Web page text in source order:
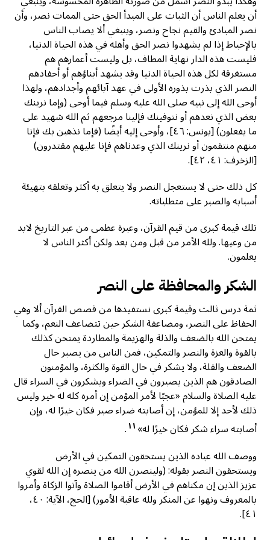
أن يعلم الناس أن الثبات على المبدأ الحق حتى الممات نصر، وأن
نصر المبادئ والقيم نجاح ونصر، وينبغي ألا يصاب الناس
بالإحباط إذا لم يشهدوا نصر الحق وأهله في هذه الحياة الدنيا،
فليست هذه الدار نهاية المطاف، بل وليست أعمارهم هم
مستغرقة لكل هذه الحياة الدنيا وقد يشهد أبناؤهم أو أحفادهم
النصر الذي بذرت بذوره الأولى في عهد آبائهم وأجدادهم، ولهذا
أوحى الله إلى نبيه صلى الله عليه وسلم فيما أوحى (وإما نرينك
بعض الذي نعدهم أو نتوفينك فإلينا مرجعهم ثم الله شهيد على
ما يفعلون) [يونس: ٤٦]، وأوحى إليه أيضًا (فإما نذهبن بك فإنا
منهم منتقمون أو نرينك الذي وعدناهم فإنا عليهم مقتدرون)
[الزخرف: ٤١، ٤٢].
كل ذلك حتى لا يستعجل النصر ولا يتعلق به أكثر وتعلقه بتهيئة
أسبابه والصبر على متطلباته.
تلك قيمة كبرى من قيم القرآن، وعبرة عظمى من عبر التاريخ لابد
من وعيها. ولله الأمر من قبل ومن بعد ولكن أكثر الناس لا
يعلمون.
الشكر والمحافظة على النصر
ثمة درس ثالث وقيمة كبرى نستفيدها من قصص القرآن ألا وهي
الحفاظ على النصر، ومضاعفة الشكر حين تتضاعف النعم، وكما
يمتحن الله بالضعف والذلة والهزيمة والمطاردة يمتحن كذلك
بالقوة والعزة والنصر والتمكين، فمن الناس من يصبر حال
الضعف والقلة، ولا يشكر في حال القوة والكثرة، والمؤمنون
الصادقون هم الذين يصبرون في الضراء ويشكرون في السراء قال
عليه الصلاة والسلام «عجبًا لأمر المؤمن إن أمره كله له خير وليس
ذلك لأحد إلا للمؤمن، إن أصابته ضراء صبر فكان خيرًا له، وإن
أصابته سراء شكر فكان خيرًا له»١١.
ووصف الله عباده الذين يستحقون التمكين في الأرض
ويستحقون النصر بقوله: (ولينصرن الله من ينصره إن الله لقوي
عزيز الذين إن مكناهم في الأرض أقاموا الصلاة وآتوا الزكاة وأمروا
بالمعروف ونهوا عن المنكر ولله عاقبة الأمور) [الحج، الآية: ٤٠،
٤١].